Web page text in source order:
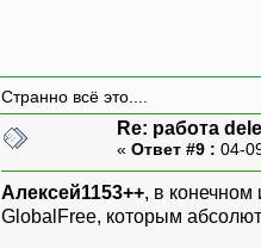
Странно всё это....
Re: работа
« Ответ #9 : 04-
Алексей1153++, в конечном
GlobalFree, которым